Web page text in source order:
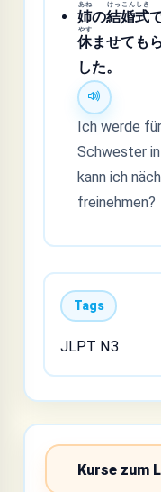
姉
あね
の結
けっ
婚
こん
式
しき
休
やす
ませても
した。
Ich werde
Schwester
kann ich
freinehmen?
Tags
JLPT N3
Kurse zum